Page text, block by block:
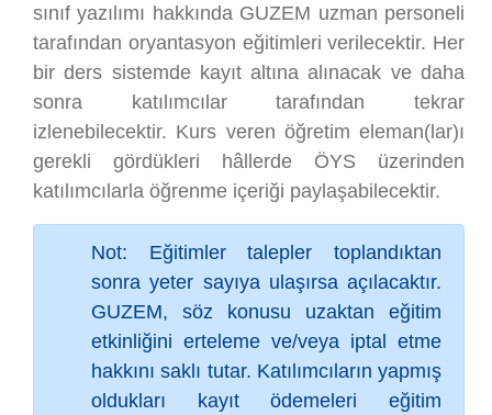
sınıf yazılımı hakkında GUZEM uzman personeli
tarafından oryantasyon eğitimleri verilecektir. Her
bir ders sistemde kayıt altına alınacak ve daha
sonra katılımcılar tarafından tekrar
izlenebilecektir. Kurs veren öğretim eleman(lar)ı
gerekli gördükleri hâllerde ÖYS üzerinden
katılımcılarla öğrenme içeriği paylaşabilecektir.
Not: Eğitimler talepler toplandıktan
sonra yeter sayıya ulaşırsa açılacaktır.
GUZEM, söz konusu uzaktan eğitim
etkinliğini erteleme ve/veya iptal etme
hakkını saklı tutar. Katılımcıların yapmış
oldukları kayıt ödemeleri eğitim